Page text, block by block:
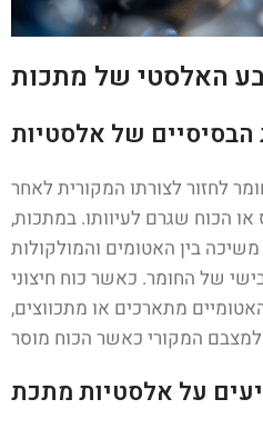
האלסטי של מתכות
הבסיסיים של אלסטיות
לחזור לצורתו המקורית לאחר
הכוח שגרם לעיוותו. במתכות,
בין האטומים והמולקולות
של החומר. כאשר כוח חיצוני
מתארכים או מתכווצים,
על אלסטיות מתכת